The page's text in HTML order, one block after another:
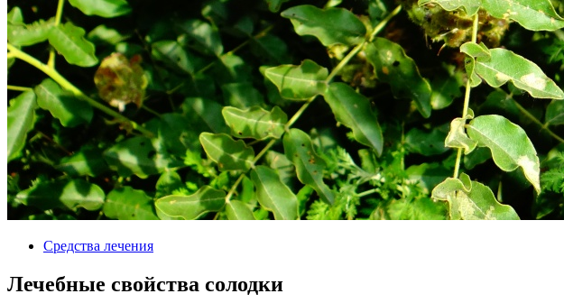
Средства лечения
Лечебные свойства солодки